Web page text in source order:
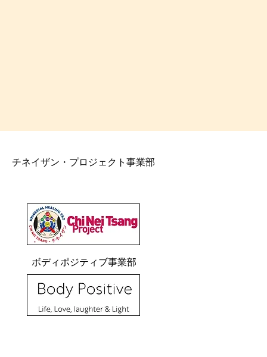
チネイザン・プロジェクト事業部
ボディポジティブ事業部